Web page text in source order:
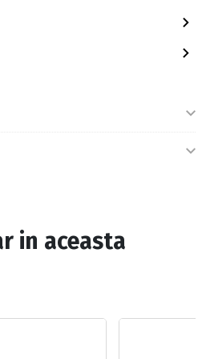
in aceasta